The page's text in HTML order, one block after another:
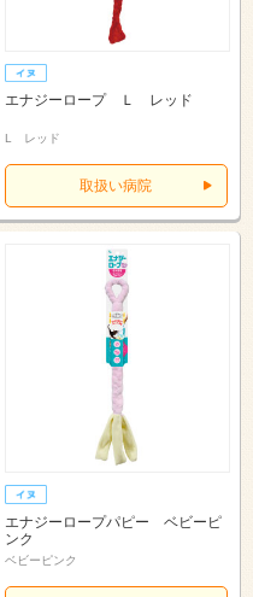
エナジーロープ Ｌ レッド
L レッド
取扱い病院
エナジーロープパピー ベビーピ
ンク
ベビーピンク